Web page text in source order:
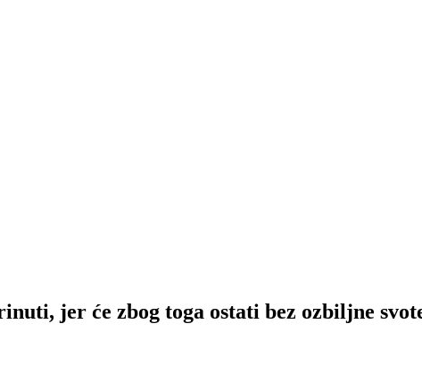
jer će zbog toga ostati bez ozbiljne